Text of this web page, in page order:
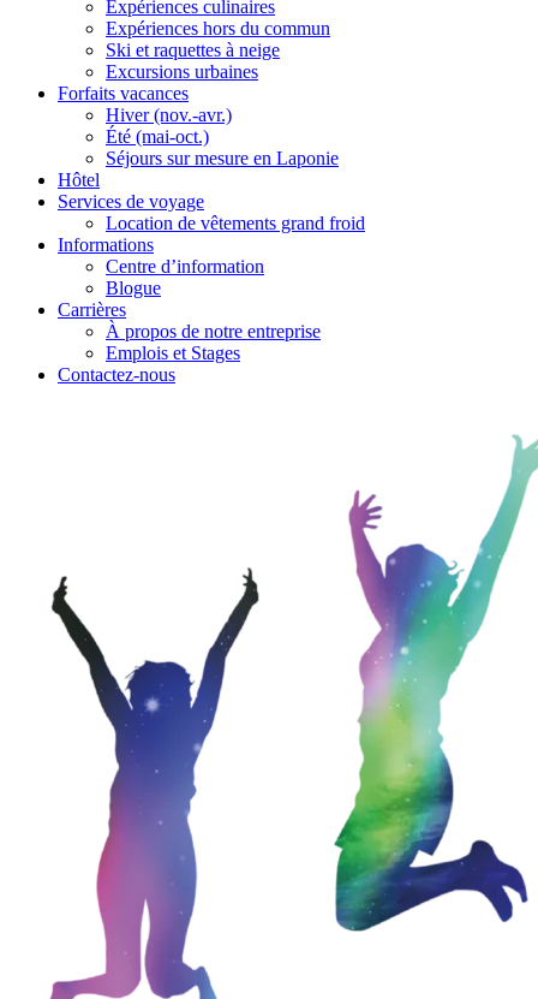
Expériences culinaires
Expériences hors du commun
Ski et raquettes à neige
Excursions urbaines
Forfaits vacances
Hiver (nov.-avr.)
Été (mai-oct.)
Séjours sur mesure en Laponie
Hôtel
Services de voyage
Location de vêtements grand froid
Informations
Centre d’information
Blogue
Carrières
À propos de notre entreprise
Emplois et Stages
Contactez-nous